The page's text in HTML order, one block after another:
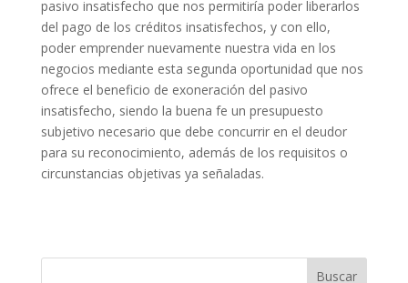
pasivo insatisfecho que nos permitiría poder liberarlos
del pago de los créditos insatisfechos, y con ello,
poder emprender nuevamente nuestra vida en los
negocios mediante esta segunda oportunidad que nos
ofrece el beneficio de exoneración del pasivo
insatisfecho, siendo la buena fe un presupuesto
subjetivo necesario que debe concurrir en el deudor
para su reconocimiento, además de los requisitos o
circunstancias objetivas ya señaladas.